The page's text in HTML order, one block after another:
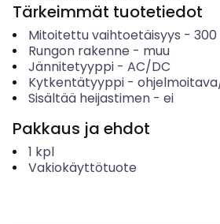
Tärkeimmät tuotetiedot
Mitoitettu vaihtoetäisyys - 300
Rungon rakenne - muu
Jännitetyyppi- AC/DC
Kytkentätyyppi-
Sisältää heijastimen- ei
Pakkaus ja ehdot
1 kpl
Vakiokäyttötuote